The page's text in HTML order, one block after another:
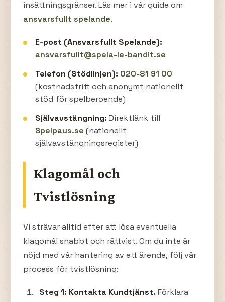
insättningsgränser. Läs mer i vår guide om
ansvarsfullt spelande.
E-post (Ansvarsfullt Spelande):
ansvarsfullt@spela-le-bandit.se
Telefon (Stödlinjen): 020-81 91 00
(kostnadsfritt och anonymt nationellt
stöd för spelberoende)
Självavstängning: Direktlänk till
Spelpaus.se (nationellt
självavstängningsregister)
Klagomål och
Tvistlösning
Vi strävar alltid efter att lösa eventuella
klagomål snabbt och rättvist. Om du inte är
nöjd med vår hantering av ett ärende, följ vår
process för tvistlösning:
Steg 1: Kontakta Kundtjänst. Förklara